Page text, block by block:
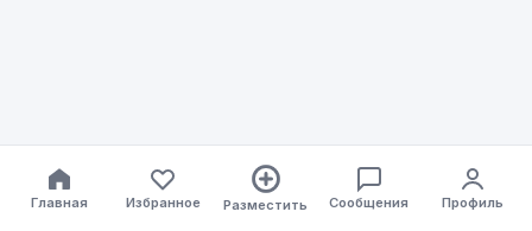
Главная Избранное Разместить Сообщения Профиль